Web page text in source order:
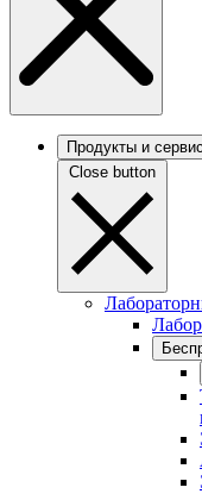
Продукты и
Close button